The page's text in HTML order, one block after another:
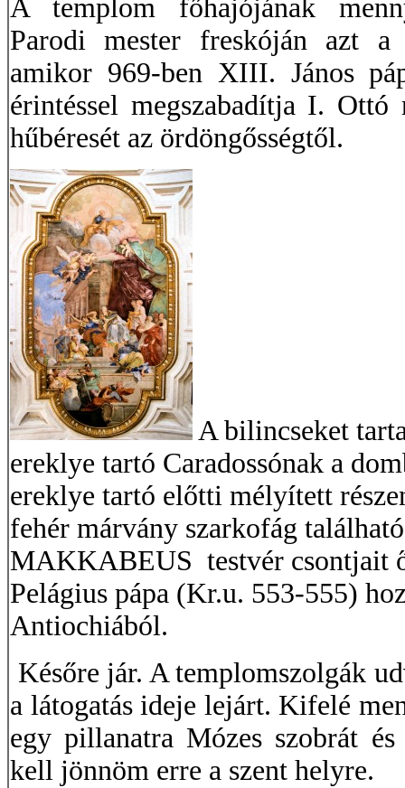
A templom főhajójának
Parodi mester freskóján azt
amikor 969-ben XIII. János
érintéssel megszabadítja I.
hűbéresét az ördöngősségtől.
A bilincseket
ereklye tartó Caradossónak a
ereklye tartó előtti mélyített
fehér márvány szarkofág
MAKKABEUS testvér csontjait
Pelágius pápa (Kr.u. 553-555)
Antiochiából.
Későre jár. A templomszolgák
a látogatás ideje lejárt. Kifelé
egy pillanatra Mózes szobrát
kell jönnöm erre a szent helyre.